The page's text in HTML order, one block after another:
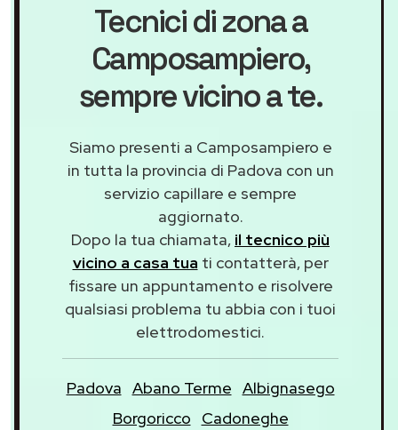
Tecnici di zona a
Camposampiero,
sempre vicino a te.
Siamo presenti a Camposampiero e
in tutta la provincia di Padova con un
servizio capillare e sempre
aggiornato.
Dopo la tua chiamata, il tecnico più
vicino a casa tua ti contatterà, per
fissare un appuntamento e risolvere
qualsiasi problema tu abbia con i tuoi
elettrodomestici.
Padova Abano Terme Albignasego
Borgoricco
Cadoneghe